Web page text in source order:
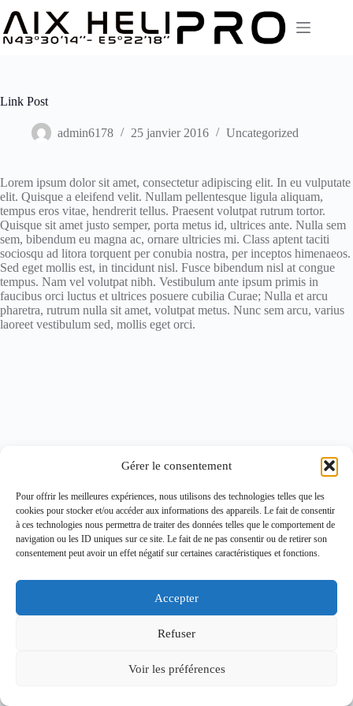
Gérer le consentement
Pour offrir les meilleures expériences, nous utilisons des technologies telles que les
cookies pour stocker et/ou accéder aux informations des appareils. Le fait de consentir
à ces technologies nous permettra de traiter des données telles que le comportement de
navigation ou les ID uniques sur ce site. Le fait de ne pas consentir ou de retirer son
consentement peut avoir un effet négatif sur certaines caractéristiques et fonctions.
Accepter
Refuser
Voir les préférences
au
contenu
Link Post
admin6178 25 janvier 2016 Uncategorized
Lorem ipsum dolor sit amet, consectetur adipiscing elit. In eu vulputate
elit. Quisque a eleifend velit. Nullam pellentesque ligula aliquam,
tempus eros vitae, hendrerit tellus. Praesent volutpat rutrum tortor.
Quisque sit amet justo semper, porta metus id, ultrices ante. Nulla sem
sem, bibendum eu magna ac, ornare ultricies mi. Class aptent taciti
sociosqu ad litora torquent per conubia nostra, per inceptos himenaeos.
Sed eget mollis est, in tincidunt nisl. Fusce bibendum nisl at congue
tempus. Nam vel volutpat nibh. Vestibulum ante ipsum primis in
faucibus orci luctus et ultrices posuere cubilia Curae; Nulla et arcu
pharetra, rutrum nulla sit amet, volutpat metus. Nunc sem arcu, varius
laoreet vestibulum sed, mollis eget orci.
Copyright © 2026 - Thème WordPress par